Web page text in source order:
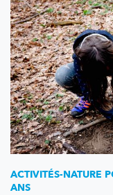
ACTIVITÉS-NATURE
ANS